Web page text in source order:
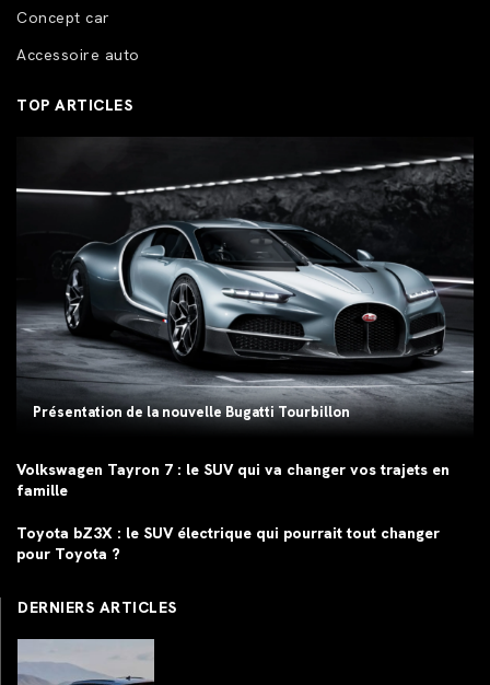
Concept car
Accessoire auto
TOP ARTICLES
Présentation de la nouvelle Bugatti Tourbillon
Volkswagen Tayron 7 : le SUV qui va changer vos trajets en
famille
Toyota bZ3X : le SUV électrique qui pourrait tout changer
pour Toyota ?
DERNIERS ARTICLES